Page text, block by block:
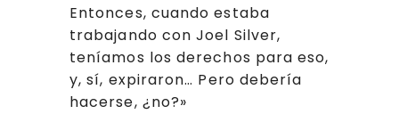
Entonces, cuando estaba
trabajando con Joel Silver,
teníamos los derechos para eso,
y, sí, expiraron… Pero debería
hacerse, ¿no?»